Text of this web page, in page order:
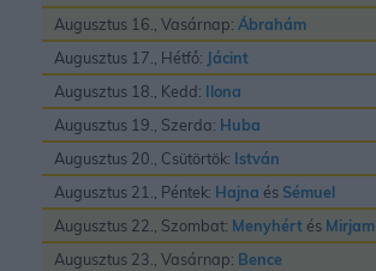
Augusztus 16., Vasárnap: Ábrahám
Augusztus 17., Hétfő: Jácint
Augusztus 18., Kedd: Ilona
Augusztus 19., Szerda: Huba
Augusztus 20., Csütörtök: István
Augusztus 21., Péntek: Hajna és Sémuel
Augusztus 22., Szombat: Menyhért és Mirjam
Augusztus 23., Vasárnap: Bence